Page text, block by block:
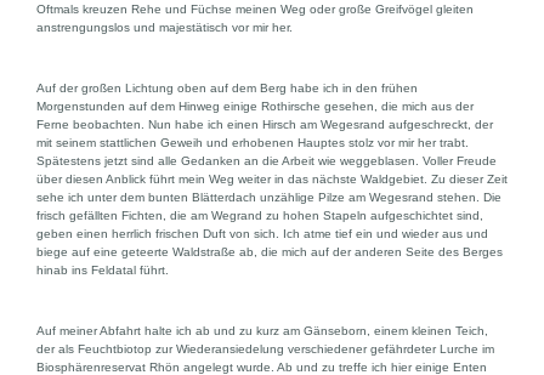
Oftmals kreuzen Rehe und Füchse meinen Weg oder große Greifvögel gleiten
anstrengungslos und majestätisch vor mir her.
Auf der großen Lichtung oben auf dem Berg habe ich in den frühen
Morgenstunden auf dem Hinweg einige Rothirsche gesehen, die mich aus der
Ferne beobachten. Nun habe ich einen Hirsch am Wegesrand aufgeschreckt, der
mit seinem stattlichen Geweih und erhobenen Hauptes stolz vor mir her trabt.
Spätestens jetzt sind alle Gedanken an die Arbeit wie weggeblasen. Voller Freude
über diesen Anblick führt mein Weg weiter in das nächste Waldgebiet. Zu dieser Zeit
sehe ich unter dem bunten Blätterdach unzählige Pilze am Wegesrand stehen. Die
frisch gefällten Fichten, die am Wegrand zu hohen Stapeln aufgeschichtet sind,
geben einen herrlich frischen Duft von sich. Ich atme tief ein und wieder aus und
biege auf eine geteerte Waldstraße ab, die mich auf der anderen Seite des Berges
hinab ins Feldatal führt.
Auf meiner Abfahrt halte ich ab und zu kurz am Gänseborn, einem kleinen Teich,
der als Feuchtbiotop zur Wiederansiedelung verschiedener gefährdeter Lurche im
Biosphärenreservat Rhön angelegt wurde. Ab und zu treffe ich hier einige Enten